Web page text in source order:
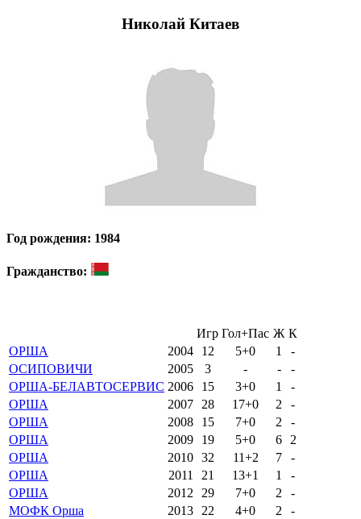
Николай Китаев
Год рождения: 1984
Гражданство:
Игр Гол+Пас Ж К
ОРША
2004 12 5+0 1
-
ОСИПОВИЧИ
2005 3 - -
-
ОРША-БЕЛАВТОСЕРВИС 2006 15 3+0 1
-
ОРША
2007 28 17+0 2
-
ОРША
2008 15 7+0 2
-
ОРША
2009 19 5+0 6
2
ОРША
2010 32 11+2 7
-
ОРША
2011 21 13+1 1
-
ОРША
2012 29 7+0 2
-
МОФК Орша
2013 22 4+0 2 -